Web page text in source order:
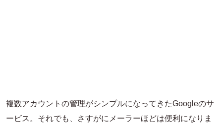
複数アカウントの管理がシンプルになってきたGoogleのサ
ービス。それでも、さすがにメーラーほどは便利になりま